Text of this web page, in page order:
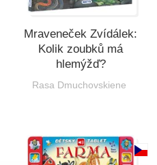
Mraveneček Zvídálek:
Kolik zoubků má
hlemýžď?
Rasa Dmuchovskiene